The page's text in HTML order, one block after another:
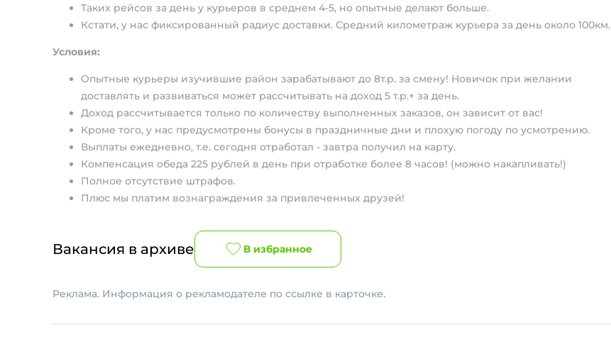
Таких рейсов за день у курьеров в среднем 4-5, но опытные делают больше.
Кстати, у нас фиксированный радиус доставки. Средний километраж курьера за день около 100км.
Условия:
Опытные курьеры изучившие район зарабатывают до 8т.р. за смену! Новичок при желании
доставлять и развиваться может рассчитывать на доход 5 т.р.+ за день.
Доход рассчитывается только по количеству выполненных заказов, он зависит от вас!
Кроме того, у нас предусмотрены бонусы в праздничные дни и плохую погоду по усмотрению.
Выплаты ежедневно, т.е. сегодня отработал - завтра получил на карту.
Компенсация обеда 225 рублей в день при отработке более 8 часов! (можно накапливать!)
Полное отсутствие штрафов.
Плюс мы платим вознаграждения за привлеченных друзей!
Вакансия в архиве В избранное
Реклама. Информация о рекламодателе по ссылке в карточке.